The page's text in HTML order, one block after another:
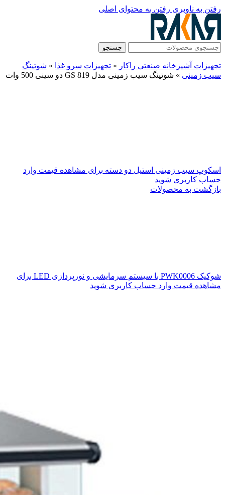
رفتن به ناوبری رفتن به محتوای اصلی
جستجو
تجهیزات آشپزخانه صنعتی راکار » تجهیزات سرو غذا » شوتینگ
سیب‌ زمینی » شوتینگ سیب زمینی مدل GS 819 دو سینی 500 وات
اسکوپ سیب زمینی استیل دو دسته برای مشاهده قیمت وارد
حساب کاربری شوید
بازگشت به محصولات
شوکیک PWK0006 با سیستم سرمایشی و نورپردازی LED
برای
مشاهده قیمت وارد حساب کاربری شوید